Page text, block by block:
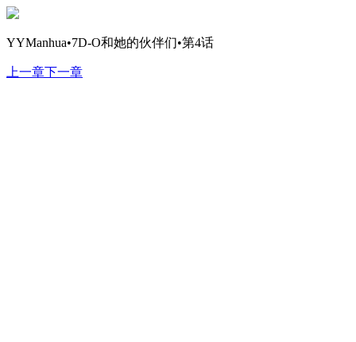
YYManhua•7D-O和她的伙伴们•第4话
上一章下一章